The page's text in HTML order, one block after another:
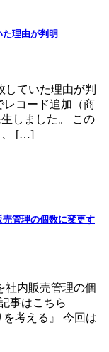
理由が判明
していた理由が判
レコード追加（商
しました。 この
、 […]
管理の個数に変更す
社内販売管理の個
事はこちら
を考える』 今回は